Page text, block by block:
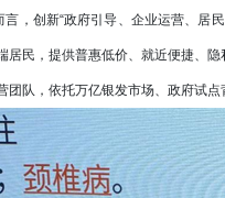
创新“政府引导、企业运营、居
居民，提供普惠低价、就近便捷、
团队，依托万亿银发市场、政府试